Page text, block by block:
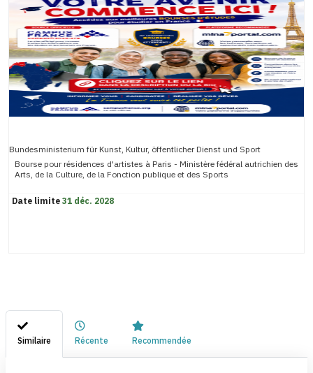
Bundesministerium für Kunst, Kultur, öffentlicher Dienst und Sport
Bourse pour résidences d'artistes à Paris - Ministère fédéral autrichien des
Arts, de la Culture, de la Fonction publique et des Sports
Date limite31 déc. 2028
Similaire Récente Recommendée